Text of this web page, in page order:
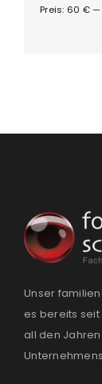
Preis: 60 €—
Unser
es bereits
all den